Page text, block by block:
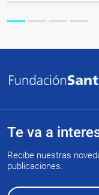
Te va a
Recibe nuestras
publicaciones.